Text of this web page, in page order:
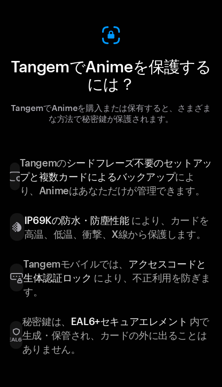
TangemでAnimeを保護する
には？
TangemでAnimeを購入または保有すると、さまざま
な方法で秘密鍵が保護されます。
Tangemのシードフレーズ不要のセットアッ
プと複数カードによるバックアップによ
り、Animeはあなただけが管理できます。
IP69Kの防水・防塵性能により、カードを
高温、低温、衝撃、X線から保護します。
Tangemモバイルでは、 アクセスコードと
生体認証ロック により、不正利用を防ぎま
す。
秘密鍵は、 EAL6+セキュアエレメント 内で
生成・保管され、カードの外に出ることは
ありません。